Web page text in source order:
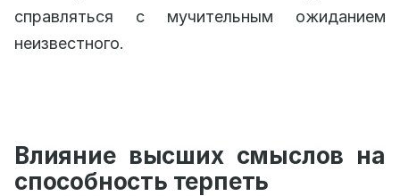
справляться с мучительным ожиданием
неизвестного.
Влияние высших смыслов на
способность терпеть